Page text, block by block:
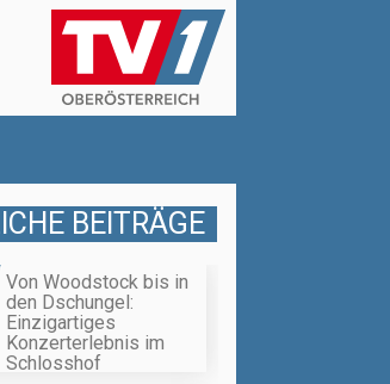
BEITRÄGE
Von Woodstock bis in
den Dschungel:
Einzigartiges
Konzerterlebnis im
Schlosshof